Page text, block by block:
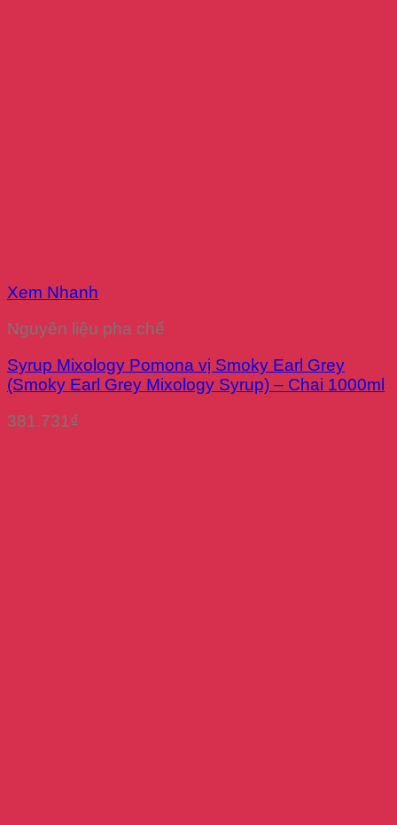
Xem Nhanh
Nguyên liệu pha chế
Syrup Mixology Pomona vị Smoky Earl Grey
(Smoky Earl Grey Mixology Syrup) – Chai 1000ml
381.731₫